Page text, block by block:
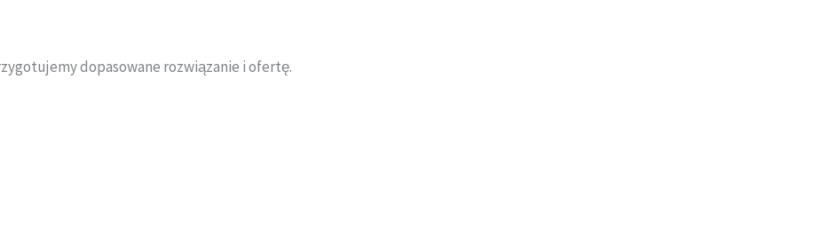
dopasowane rozwiązanie i ofertę.